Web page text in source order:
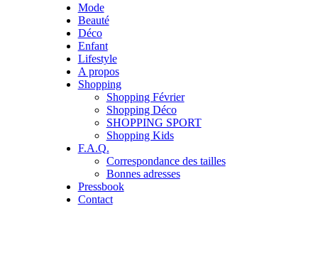
Mode
Beauté
Déco
Enfant
Lifestyle
A propos
Shopping
Shopping Février
Shopping Déco
SHOPPING SPORT
Shopping Kids
F.A.Q.
Correspondance des tailles
Bonnes adresses
Pressbook
Contact